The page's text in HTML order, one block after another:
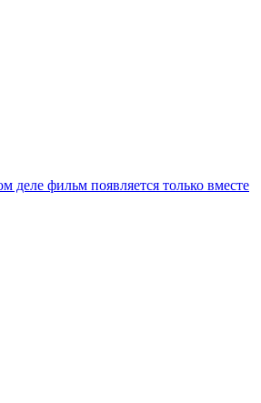
деле фильм появляется только вместе